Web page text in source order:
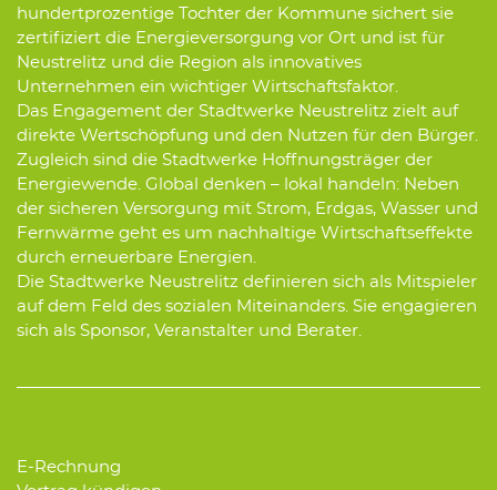
hundertprozentige Tochter der Kommune sichert sie
zertifiziert die Energieversorgung vor Ort und ist für
Neustrelitz und die Region als innovatives
Unternehmen ein wichtiger Wirtschaftsfaktor.
Das Engagement der Stadtwerke Neustrelitz zielt auf
direkte Wertschöpfung und den Nutzen für den Bürger.
Zugleich sind die Stadtwerke Hoffnungsträger der
Energiewende. Global denken – lokal handeln: Neben
der sicheren Versorgung mit Strom, Erdgas, Wasser und
Fernwärme geht es um nachhaltige Wirtschaftseffekte
durch erneuerbare Energien.
Die Stadtwerke Neustrelitz definieren sich als Mitspieler
auf dem Feld des sozialen Miteinanders. Sie engagieren
sich als Sponsor, Veranstalter und Berater.
E-Rechnung